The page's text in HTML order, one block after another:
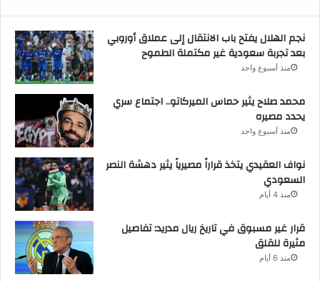
نجم الهلال يفتح باب الانتقال إلى عملاق أوروبي
بعد تجربة سعودية غير مكتملة الطموح
منذ أسبوع واحد
محمد صلاح يثير حماس الميركاتو.. اجتماع سري
يحدد مصيره
منذ أسبوع واحد
نواف العقيدي يتخذ قراراً مصيرياً يثير دهشة النصر
السعودي
منذ 4 أيام
قرار غير مسبوق في تاريخ ريال مدريد: تفاصيل
مثيرة للقلق
منذ 6 أيام